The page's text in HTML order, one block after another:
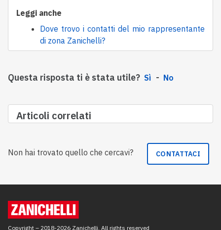
Leggi anche
Dove trovo i contatti del mio rappresentante
di zona Zanichelli?
Questa risposta ti è stata utile? Sì No
Articoli correlati
Non hai trovato quello che cercavi? CONTATTACI